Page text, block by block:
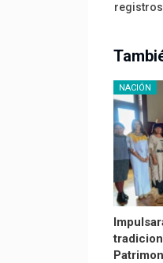
registros
NACIÓN